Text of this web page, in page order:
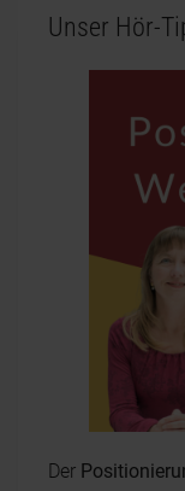
Unser Hör-
Der